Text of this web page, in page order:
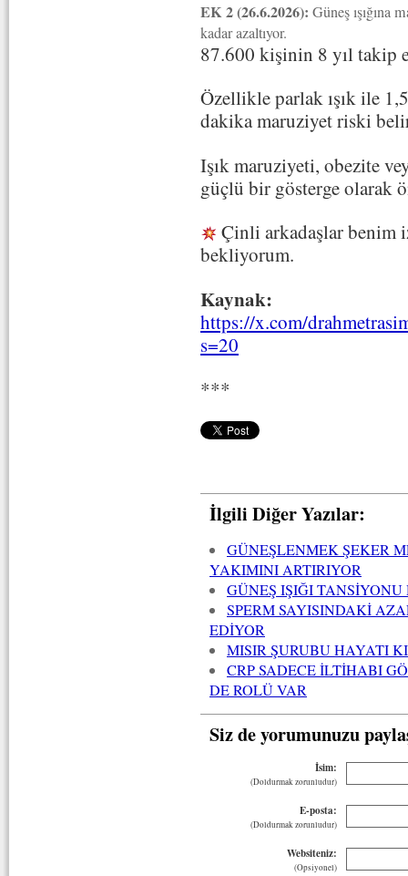
EK 2 (26.6.2026): Güneş ışığına
kadar azaltıyor.
87.600 kişinin 8 yıl takip
Özellikle parlak ışık ile
dakika maruziyet riski
Işık maruziyeti, obezite
güçlü bir gösterge olarak
Çinli arkadaşlar benim
bekliyorum.
Kaynak:
https://x.com/
s=20
***
İlgili Diğer Yazılar:
GÜNEŞLENMEK ŞEKER
YAKIMINI ARTIRIYOR
GÜNEŞ IŞIĞI TANSİYONU
SPERM SAYISINDAKİ
EDİYOR
MISIR ŞURUBU HAYATI
CRP SADECE İLTİHABI
DE ROLÜ VAR
Siz de yorumunuzu
İsim:
(Doldurmak zorunludur)
E-posta:
(Doldurmak zorunludur)
Websiteniz:
(Opsiyonel)